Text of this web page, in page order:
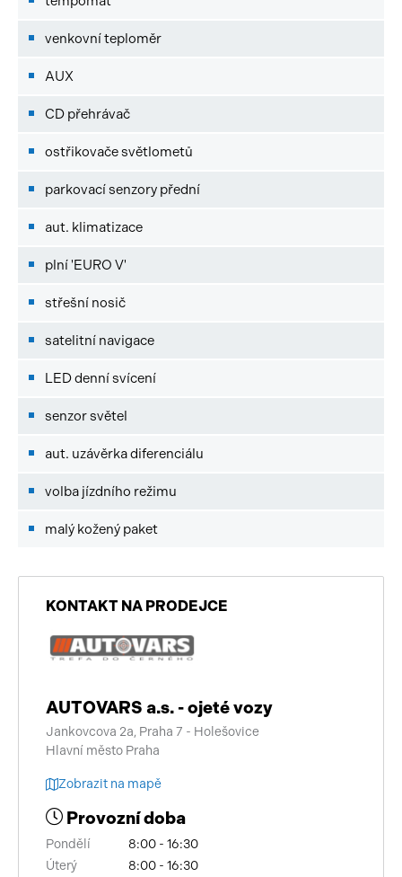
venkovní teploměr
AUX
CD přehrávač
ostřikovače světlometů
parkovací senzory přední
aut. klimatizace
plní 'EURO V'
střešní nosič
satelitní navigace
LED denní svícení
senzor světel
aut. uzávěrka diferenciálu
volba jízdního režimu
malý kožený paket
KONTAKT NA PRODEJCE
AUTOVARS a.s. - ojeté vozy
Jankovcova 2a, Praha 7 - Holešovice
Hlavní město Praha
Zobrazit na mapě
Provozní doba
Pondělí
8:00 - 16:30
Úterý
8:00 - 16:30